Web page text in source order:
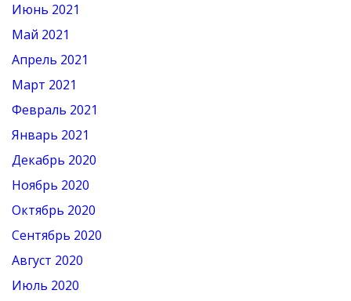
Июнь 2021
Май 2021
Апрель 2021
Март 2021
Февраль 2021
Январь 2021
Декабрь 2020
Ноябрь 2020
Октябрь 2020
Сентябрь 2020
Август 2020
Июль 2020